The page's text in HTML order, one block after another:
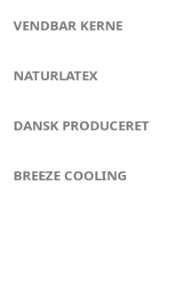
VENDBAR KERNE
NATURLATEX
DANSK PRODUCERET
BREEZE COOLING